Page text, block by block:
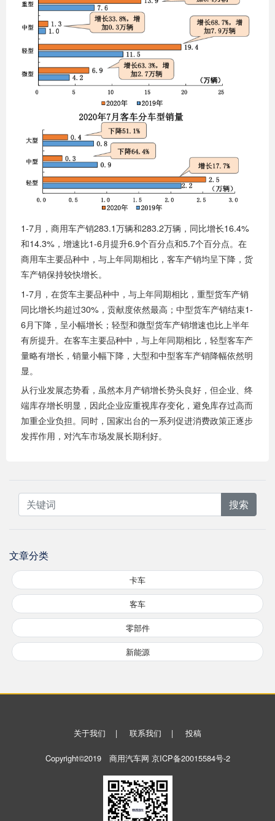
1-7月，商用车产销283.1万辆和283.2万辆，同比增长16.4%
和14.3%，增速比1-6月提升6.9个百分点和5.7个百分点。在
商用车主要品种中，与上年同期相比，客车产销均呈下降，货
车产销保持较快增长。
1-7月，在货车主要品种中，与上年同期相比，重型货车产销
同比增长均超过30%，贡献度依然最高；中型货车产销结束1-
6月下降，呈小幅增长；轻型和微型货车产销增速也比上半年
有所提升。在客车主要品种中，与上年同期相比，轻型客车产
量略有增长，销量小幅下降，大型和中型客车产销降幅依然明
显。
从行业发展态势看，虽然本月产销增长势头良好，但企业、终
端库存增长明显，因此企业应重视库存变化，避免库存过高而
加重企业负担。同时，国家出台的一系列促进消费政策正逐步
发挥作用，对汽车市场发展长期利好。
搜索
文章分类
卡车
客车
零部件
新能源
关于我们 | 联系我们 | 投稿
Copyright©2019 商用汽车网 京ICP备20015584号-2